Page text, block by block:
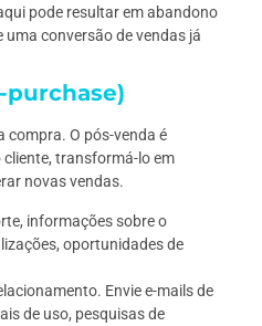
pode resultar em abandono
uma conversão de vendas já
purchase)
compra. O pós-venda é
transformá-lo em
novas vendas.
informações sobre o
oportunidades de
Envie e-mails de
de uso, pesquisas de